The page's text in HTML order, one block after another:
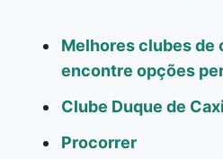
Melhores clubes de
encontre opções
Clube Duque de
Procorrer